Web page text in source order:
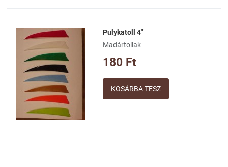
Kívánságlistához adom
Összehasonlításhoz adom
Gyorsnézet
Pulykatoll 4"
Madártollak
180 Ft
Mennyiség